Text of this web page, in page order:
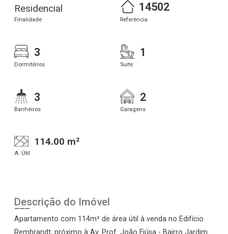
Residencial
Finalidade
14502
Referência
3
Dormitórios
1
Suite
3
Banheiros
2
Garagens
114.00 m²
A. Útil
Descrição do Imóvel
Apartamento com 114m² de área útil à venda no Edifício
Rembrandt, próximo à Av. Prof. João Fiúsa - Bairro Jardim